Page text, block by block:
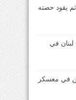
يقود حصته
لبنان في
في معسكر